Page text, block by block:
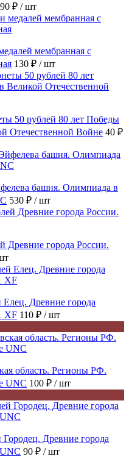
90 ₽ / шт
мембранная с
130 ₽ / шт
50 рублей 80 лет Победы
Отечественной Войне 40 ₽
башня. Олимпиада в
530 ₽ / шт
Древние города России.
Елец. Древние города
XF 110 ₽ / шт
область. Регионы РФ.
UNC 100 ₽ / шт
Древние города
90 ₽ / шт